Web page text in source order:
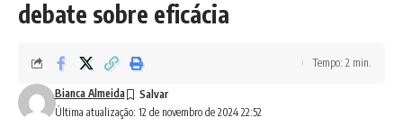
debate sobre eficácia
Última atualização: 12 de novembro de 2024 22:52
Bianca Almeida
Tempo: 2 min.